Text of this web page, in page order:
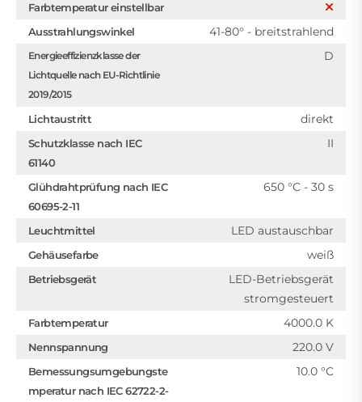
Farbtemperatur einstellbar
Ausstrahlungswinkel
41-80° - breitstrahlend
Energieeffizienzklasse der
Lichtquelle nach EU-Richtlinie
2019/2015
D
Lichtaustritt direkt
Schutzklasse nach IEC
61140
II
Glühdrahtprüfung nach IEC
60695-2-11
650 °C - 30 s
Leuchtmittel LED austauschbar
Gehäusefarbe weiß
Betriebsgerät
LED-Betriebsgerät
stromgesteuert
Farbtemperatur 4000.0 K
Nennspannung 220.0 V
Bemessungsumgebungste
mperatur nach IEC 62722-2-
10.0 °C